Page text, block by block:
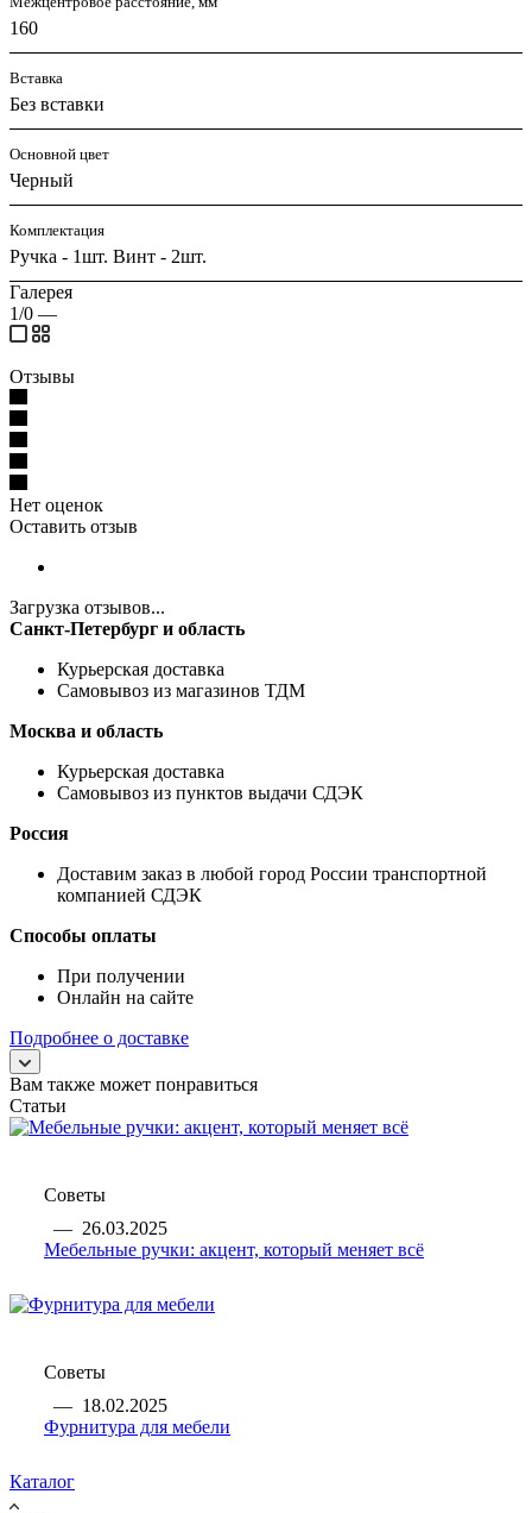
160
Вставка
Без вставки
Основной цвет
Черный
Комплектация
Ручка - 1шт. Винт - 2шт.
Галерея
1/0 —
Отзывы
Нет оценок
Оставить отзыв
Загрузка отзывов...
Санкт-Петербург и область
Курьерская доставка
Самовывоз из магазинов ТДМ
Москва и область
Курьерская доставка
Самовывоз из пунктов выдачи СДЭК
Россия
Доставим заказ в любой город России транспортной
компанией СДЭК
Способы оплаты
При получении
Онлайн на сайте
Подробнее о доставке
Вам также может понравиться
Статьи
Советы
— 26.03.2025
Мебельные ручки: акцент, который меняет всё
Советы
— 18.02.2025
Фурнитура для мебели
Каталог